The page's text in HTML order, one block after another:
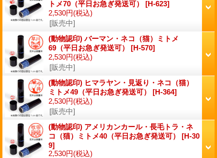
トメ70（平日お急ぎ発送可） [H-623]
2,530円(税込)
[販売中]
(動物認印) バーマン・ネコ（猫）ミトメ
69（平日お急ぎ発送可） [H-570]
2,530円(税込)
[販売中]
(動物認印) ヒマラヤン・見返り・ネコ（猫）
ミトメ49（平日お急ぎ発送可） [H-364]
2,530円(税込)
[販売中]
(動物認印) アメリカンカール・長毛トラ・ネ
コ（猫）ミトメ40（平日お急ぎ発送可） [H-30
9]
2,530円(税込)